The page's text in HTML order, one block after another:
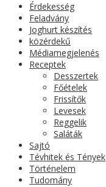
Érdekesség
Feladvány
Joghurt készítés
közérdekű
Médiamegjelenés
Receptek
Desszertek
Főételek
Frissítők
Levesek
Reggelik
Saláták
Sajtó
Tévhitek és Tények
Történelem
Tudomány